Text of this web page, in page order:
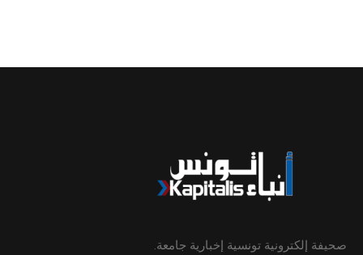
صحيفة إلكترونية تونسية إخبارية جامعة.